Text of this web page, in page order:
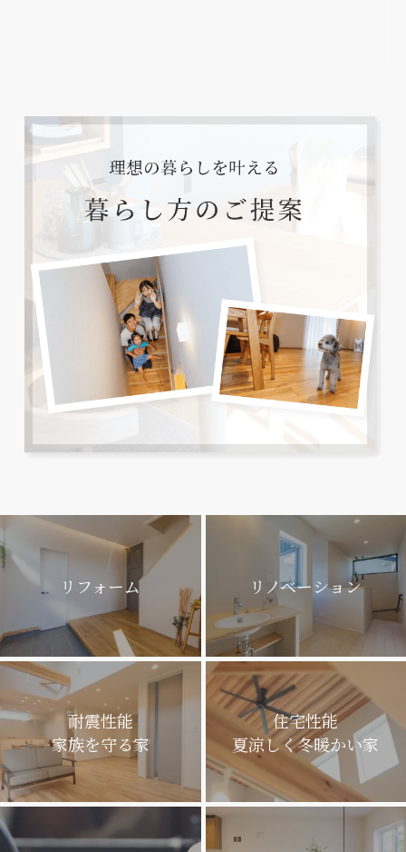
リフォーム リノベーション
耐震性能
家族を守る家
住宅性能
夏涼しく冬暖かい家